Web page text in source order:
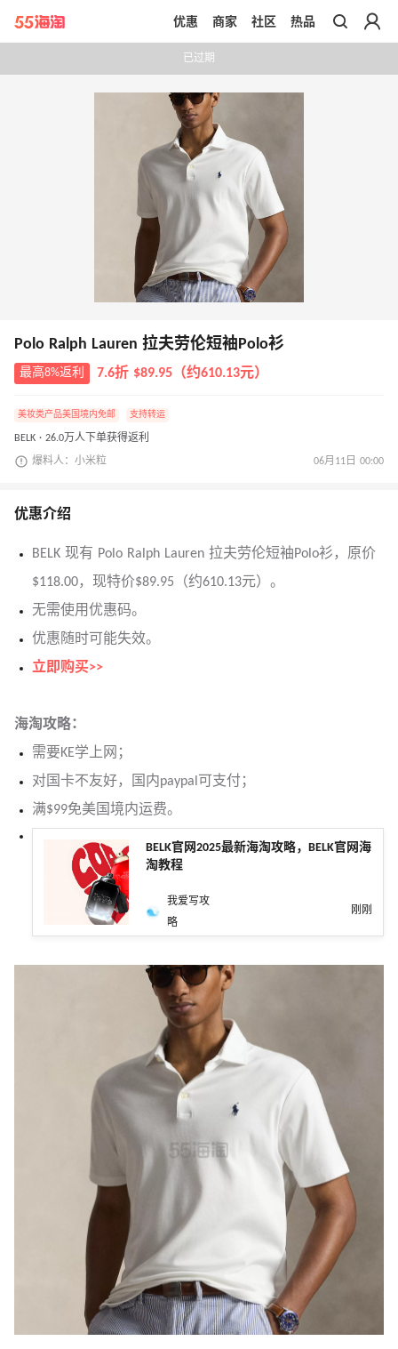
带你去官网买正品
优惠 商家 社区 热品
已过期
Polo Ralph Lauren 拉夫劳伦短袖Polo衫
最高8%返利 7.6折 $89.95（约610.13元）
美妆类产品美国境内免邮 支持转运
BELK · 26.0万人下单获得返利
爆料人：小米粒 06月11日 00:00
优惠介绍
BELK 现有 Polo Ralph Lauren 拉夫劳伦短袖Polo衫，原价
$118.00，现特价$89.95（约610.13元）。
无需使用优惠码。
优惠随时可能失效。
立即购买>>
海淘攻略：
需要KE学上网；
对国卡不友好，国内paypal可支付；
满$99免美国境内运费。
BELK官网2025最新海淘攻略，BELK官网海
淘教程
我爱写攻
略
刚刚